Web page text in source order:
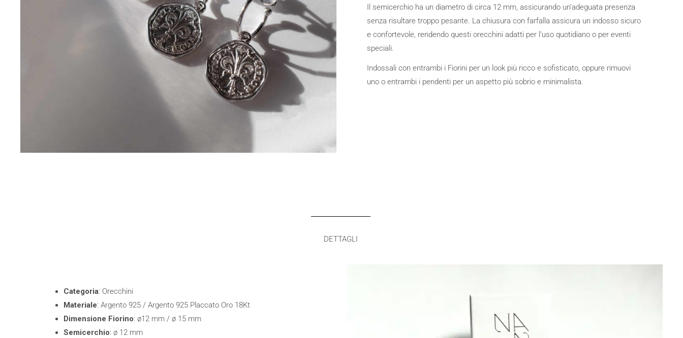
Il semicerchio ha un diametro di circa 12 mm, assicurando un’adeguata presenza
senza risultare troppo pesante. La chiusura con farfalla assicura un indosso sicuro
e confortevole, rendendo questi orecchini adatti per l’uso quotidiano o per eventi
speciali.
Indossali con entrambi i Fiorini per un look più ricco e sofisticato, oppure rimuovi
uno o entrambi i pendenti per un aspetto più sobrio e minimalista.
DETTAGLI
Categoria: Orecchini
Materiale: Argento 925 / Argento 925 Placcato Oro 18Kt
Dimensione Fiorino: ø12 mm / ø 15 mm
Semicerchio: ø 12 mm